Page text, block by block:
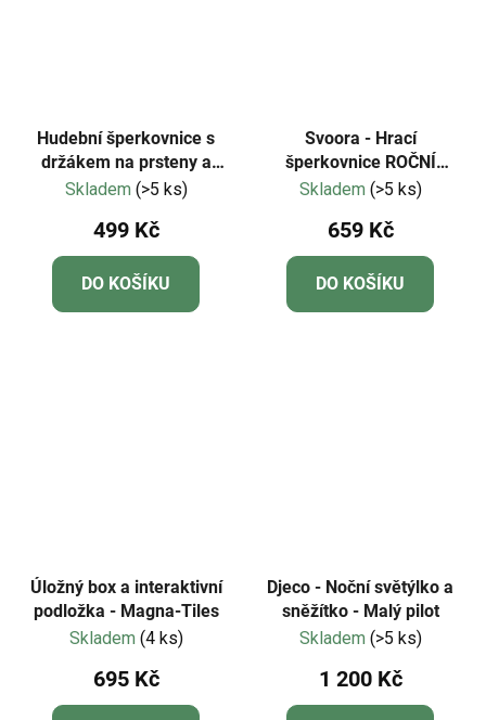
Hudební šperkovnice s
držákem na prsteny a
širokým zrcadlem Šťastní
Skladem (>5 ks)
499 Kč
DO KOŠÍKU
Svoora - Hrací
šperkovnice ROČNÍ
OBDOBÍ
Skladem (>5 ks)
659 Kč
DO KOŠÍKU
Úložný box a interaktivní
podložka - Magna-Tiles
Skladem (4 ks)
695 Kč
Djeco - Noční světýlko a
sněžítko - Malý pilot
Skladem (>5 ks)
1 200 Kč